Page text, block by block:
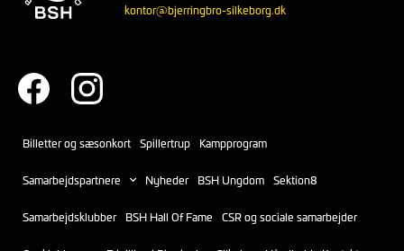
kontor@bjerringbro-silkeborg.dk
Billetter og sæsonkort Spillertrup Kampprogram
Samarbejdspartnere Nyheder BSH Ungdom Sektion8
Samarbejdsklubber BSH Hall Of Fame CSR og sociale samarbejder